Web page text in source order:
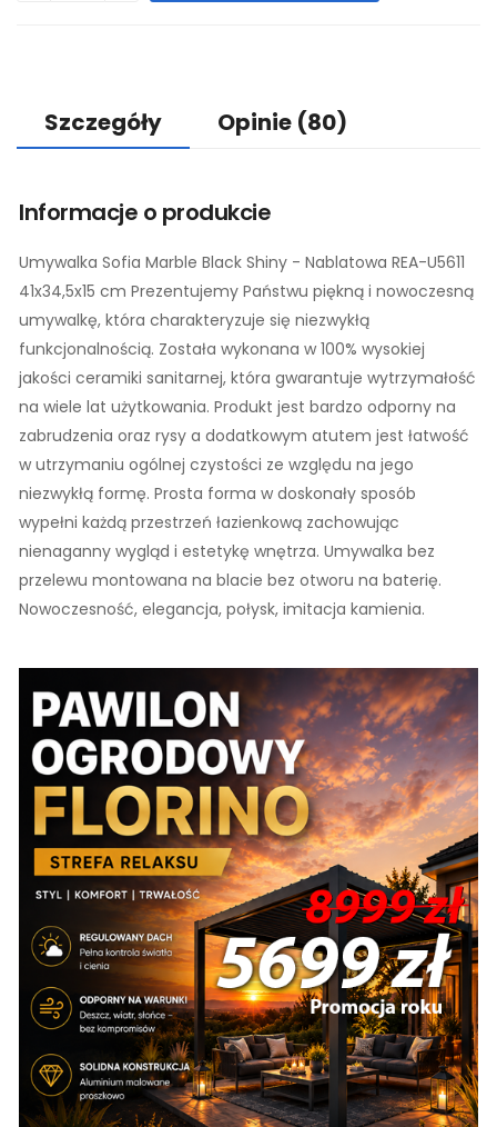
Szczegóły Opinie (80)
Informacje o produkcie
Umywalka Sofia Marble Black Shiny - Nablatowa REA-U5611
41x34,5x15 cm Prezentujemy Państwu piękną i nowoczesną
umywalkę, która charakteryzuje się niezwykłą
funkcjonalnością. Została wykonana w 100% wysokiej
jakości ceramiki sanitarnej, która gwarantuje wytrzymałość
na wiele lat użytkowania. Produkt jest bardzo odporny na
zabrudzenia oraz rysy a dodatkowym atutem jest łatwość
w utrzymaniu ogólnej czystości ze względu na jego
niezwykłą formę. Prosta forma w doskonały sposób
wypełni każdą przestrzeń łazienkową zachowując
nienaganny wygląd i estetykę wnętrza. Umywalka bez
przelewu montowana na blacie bez otworu na baterię.
Nowoczesność, elegancja, połysk, imitacja kamienia.